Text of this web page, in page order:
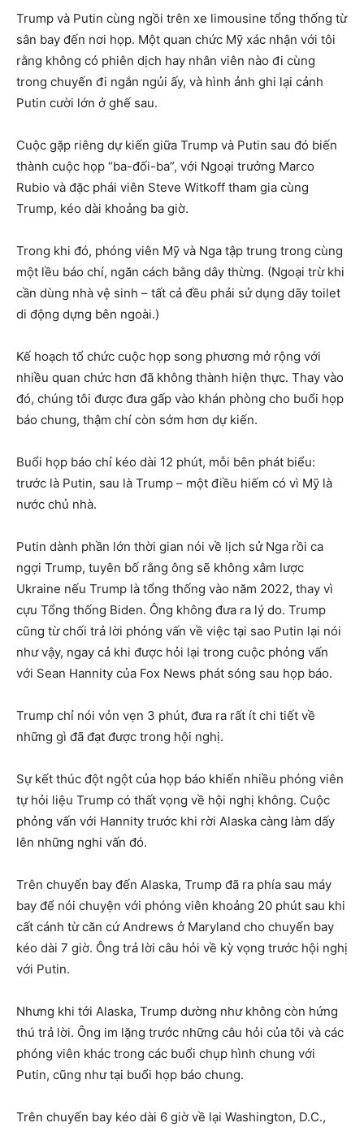
Trump và Putin cùng ngồi trên xe limousine tổng thống từ
sân bay đến nơi họp. Một quan chức Mỹ xác nhận với tôi
rằng không có phiên dịch hay nhân viên nào đi cùng
trong chuyến đi ngắn ngủi ấy, và hình ảnh ghi lại cảnh
Putin cười lớn ở ghế sau.
Cuộc gặp riêng dự kiến giữa Trump và Putin sau đó biến
thành cuộc họp “ba-đối-ba”, với Ngoại trưởng Marco
Rubio và đặc phái viên Steve Witkoff tham gia cùng
Trump, kéo dài khoảng ba giờ.
Trong khi đó, phóng viên Mỹ và Nga tập trung trong cùng
một lều báo chí, ngăn cách bằng dây thừng. (Ngoại trừ khi
cần dùng nhà vệ sinh – tất cả đều phải sử dụng dãy toilet
di động dựng bên ngoài.)
Kế hoạch tổ chức cuộc họp song phương mở rộng với
nhiều quan chức hơn đã không thành hiện thực. Thay vào
đó, chúng tôi được đưa gấp vào khán phòng cho buổi họp
báo chung, thậm chí còn sớm hơn dự kiến.
Buổi họp báo chỉ kéo dài 12 phút, mỗi bên phát biểu:
trước là Putin, sau là Trump – một điều hiếm có vì Mỹ là
nước chủ nhà.
Putin dành phần lớn thời gian nói về lịch sử Nga rồi ca
ngợi Trump, tuyên bố rằng ông sẽ không xâm lược
Ukraine nếu Trump là tổng thống vào năm 2022, thay vì
cựu Tổng thống Biden. Ông không đưa ra lý do. Trump
cũng từ chối trả lời phỏng vấn về việc tại sao Putin lại nói
như vậy, ngay cả khi được hỏi lại trong cuộc phỏng vấn
với Sean Hannity của Fox News phát sóng sau họp báo.
Trump chỉ nói vỏn vẹn 3 phút, đưa ra rất ít chi tiết về
những gì đã đạt được trong hội nghị.
Sự kết thúc đột ngột của họp báo khiến nhiều phóng viên
tự hỏi liệu Trump có thất vọng về hội nghị không. Cuộc
phỏng vấn với Hannity trước khi rời Alaska càng làm dấy
lên những nghi vấn đó.
Trên chuyến bay đến Alaska, Trump đã ra phía sau máy
bay để nói chuyện với phóng viên khoảng 20 phút sau khi
cất cánh từ căn cứ Andrews ở Maryland cho chuyến bay
kéo dài 7 giờ. Ông trả lời câu hỏi về kỳ vọng trước hội nghị
với Putin.
Nhưng khi tới Alaska, Trump dường như không còn hứng
thú trả lời. Ông im lặng trước những câu hỏi của tôi và các
phóng viên khác trong các buổi chụp hình chung với
Putin, cũng như tại buổi họp báo chung.
Trên chuyến bay kéo dài 6 giờ về lại Washington, D.C.,